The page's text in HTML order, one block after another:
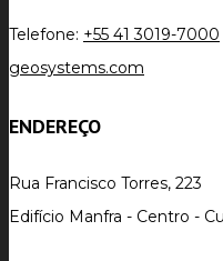
Telefone: +55 41 3019-7000
geosystems.com
ENDEREÇO
Rua Francisco Torres, 223
Edifício Manfra - Centro -